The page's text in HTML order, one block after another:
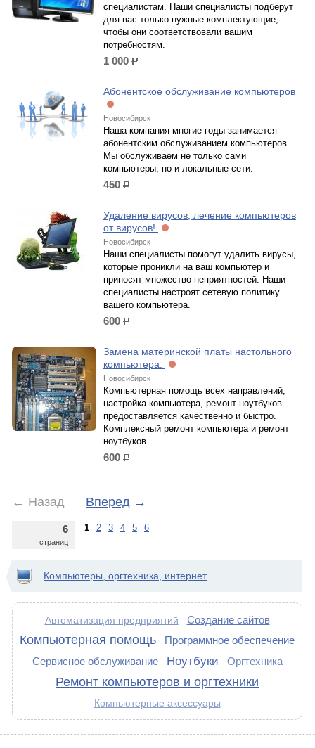
специалистам. Наши специалисты подберут
для вас только нужные комплектующие,
чтобы они соответствовали вашим
потребностям.
1 000 р.
Абонентское обслуживание компьютеров
Новосибирск
Наша компания многие годы занимается
абонентским обслуживанием компьютеров.
Мы обслуживаем не только сами
компьютеры, но и локальные сети.
450 р.
Удаление вирусов, лечение компьютеров
от вирусов!
Новосибирск
Наши специалисты помогут удалить вирусы,
которые проникли на ваш компьютер и
приносят множество неприятностей. Наши
специалисты настроят сетевую политику
вашего компьютера.
600 р.
Замена материнской платы настольного
компьютера.
Новосибирск
Компьютерная помощь всех направлений,
настройка компьютера, ремонт ноутбуков
предоставляется качественно и быстро.
Комплексный ремонт компьютера и ремонт
ноутбуков
600 р.
← Назад Вперед →
6
страниц
1 2 3 4 5 6
Компьютеры, оргтехника, интернет
Автоматизация предприятий Создание сайтов
Компьютерная помощь
Программное обеспечение
Сервисное обслуживание
Ноутбуки Оргтехника
Ремонт компьютеров и оргтехники
Компьютерные аксессуары